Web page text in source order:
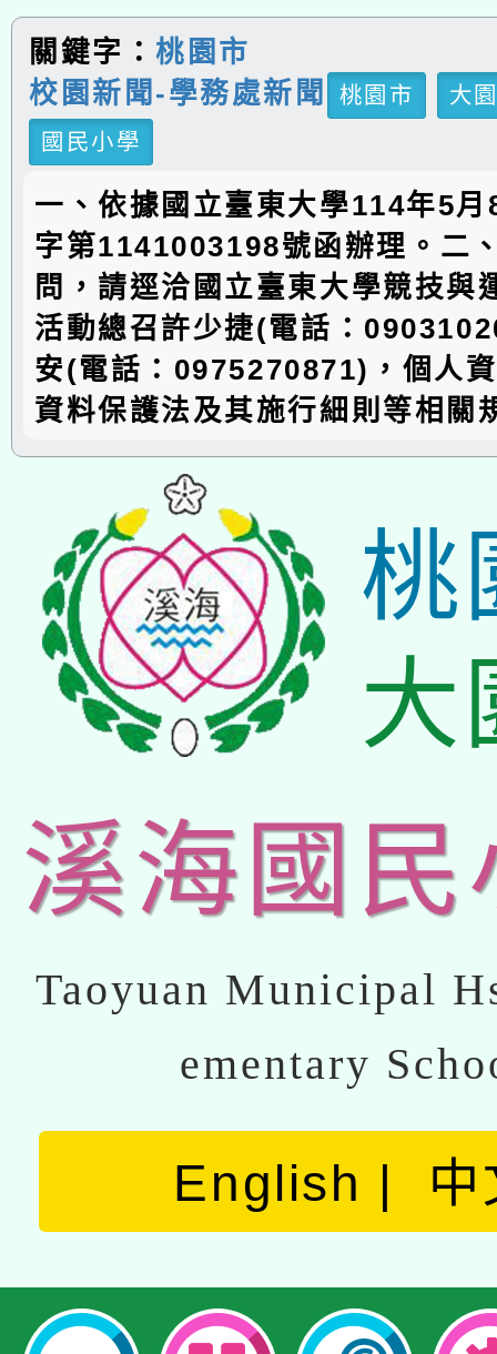
關鍵字：桃園市
校園新聞-學務處新聞
桃園市
大
國民小學
一、依據國立臺東大學114年5
字第1141003198號函辦理。二
問，請逕洽國立臺東大學競技與
活動總召許少捷(電話：
安(電話：0975270871)，個人
資料保護法及其施行細則等相關
桃
大
溪海國民
Taoyuan Municipal
ementary
English 中